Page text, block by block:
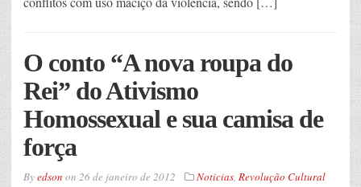
O conto “A nova roupa do
Rei” do Ativismo
Homossexual e sua camisa de
força
Byedson on 26 de janeiro de 2012 Noticias, Revolução Cultural